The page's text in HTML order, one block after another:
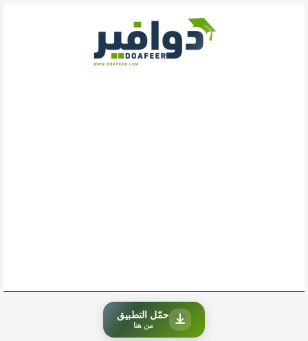
حمّل التطبيق
من هنا